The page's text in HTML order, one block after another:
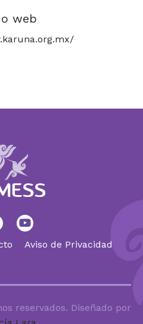
web
Aviso de Privacidad
reservados. Diseñado por